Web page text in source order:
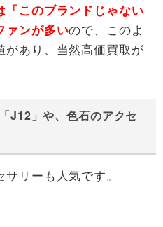
「このブランドじゃない
ァンが多いので、このよ
があり、当然高価買取が
J12」や、色石のアクセ
リーも人気です。